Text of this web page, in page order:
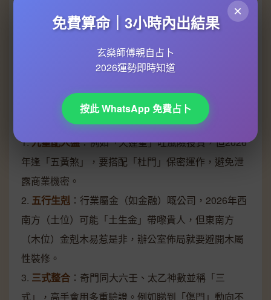
利高調簽約，避開「六儀擊刑」嘅凶時，對方讓步機
會大增。
：如果公司突然被負面新聞纏身，可以用
傳承嘅「反吟局」快速反制，或者參考
：
1.九星配人盤：例如「天蓬星」旺風險投資，但2026
年逢「五黃煞」，要搭配「杜門」保密運作，避免泄
露商業機密。
2. 五行生剋 ：行業屬金（如金融）嘅公司，2026年西
南方（土位）可能「土生金」帶嚟貴人，但東南方
（木位）金剋木易惹是非，辦公室佈局就要避開木屬
性裝修。
3. 三式整合 ：奇門同大六壬、太乙神數並稱「三
式」，高手會用多重驗證。例如睇到「傷門」動向不
×
免費算命｜3小時內出結果
玄燊師傅親自占卜
2026運勢即時知道
按此 WhatsApp 免費占卜